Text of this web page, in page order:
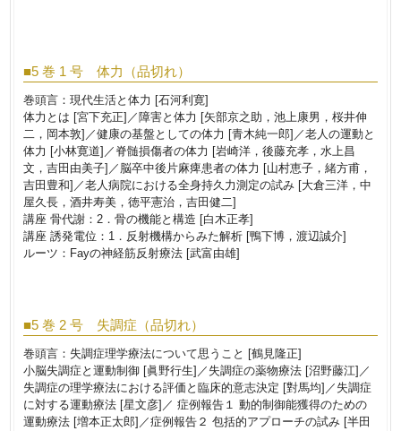
■5 巻 1 号 体力（品切れ）
巻頭言：現代生活と体力 [石河利寛]
体力とは [宮下充正]／障害と体力 [矢部京之助，池上康男，桜井伸
二，岡本敦]／健康の基盤としての体力 [青木純一郎]／老人の運動と
体力 [小林寛道]／脊髄損傷者の体力 [岩崎洋，後藤充孝，水上昌
文，吉田由美子]／脳卒中後片麻痺患者の体力 [山村恵子，緒方甫，
吉田豊和]／老人病院における全身持久力測定の試み [大倉三洋，中
屋久長，酒井寿美，徳平憲治，吉田健二]
講座 骨代謝：2．骨の機能と構造 [白木正孝]
講座 誘発電位：1．反射機構からみた解析 [鴨下博，渡辺誠介]
ルーツ：Fayの神経筋反射療法 [武富由雄]
■5 巻 2 号 失調症（品切れ）
巻頭言：失調症理学療法について思うこと [鶴見隆正]
小脳失調症と運動制御 [眞野行生]／失調症の薬物療法 [沼野藤江]／
失調症の理学療法における評価と臨床的意志決定 [對馬均]／失調症
に対する運動療法 [星文彦]／ 症例報告１ 動的制御能獲得のための
運動療法 [増本正太郎]／症例報告２ 包括的アプローチの試み [半田